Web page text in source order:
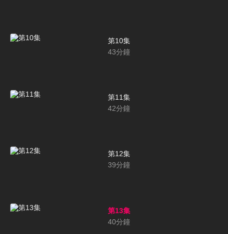
第10集
43分鐘
第11集
42分鐘
第12集
39分鐘
第13集
40分鐘